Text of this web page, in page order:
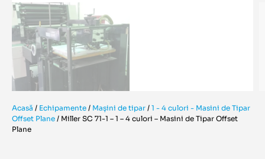
Acasă / Echipamente / Mașini de tipar / 1 - 4 culori - Masini de Tipar
Offset Plane / Miller SC 71-1 – 1 – 4 culori – Masini de Tipar Offset
Plane